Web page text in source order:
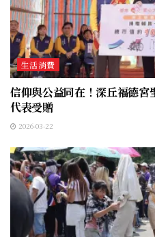
生活消費
信仰與公益同在！深丘福德宮
代表受贈
2026-03-22